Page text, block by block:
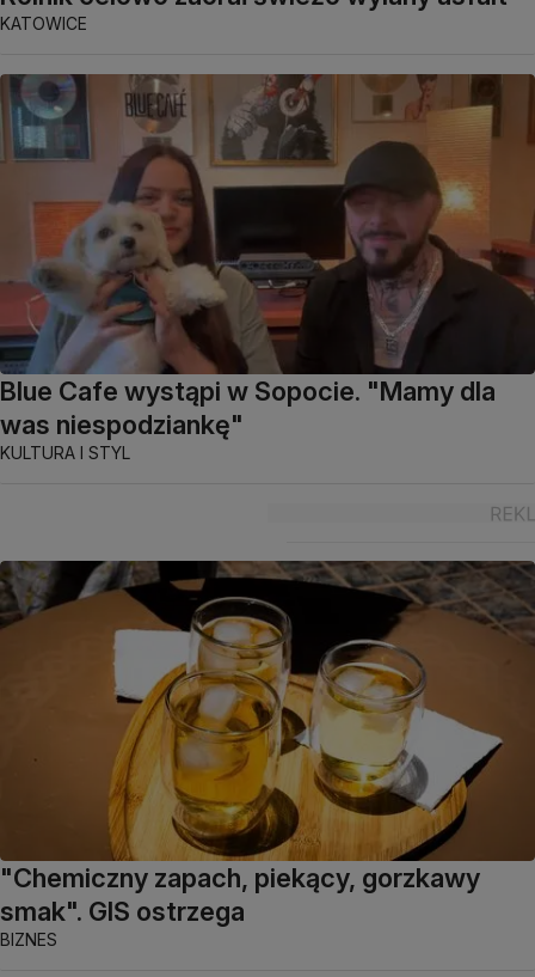
KATOWICE
Blue Cafe wystąpi w Sopocie. "Mamy dla
was niespodziankę"
KULTURA I STYL
"Chemiczny zapach, piekący, gorzkawy
smak". GIS ostrzega
BIZNES